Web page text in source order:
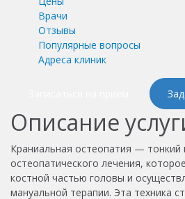
Врачи
Отзывы
Популярные вопросы
Адреса клиник
Описание
Краниальная остеопатия — тонкий
остеопатического лечения,
костной частью головы и
мануальной терапии. Эта техника